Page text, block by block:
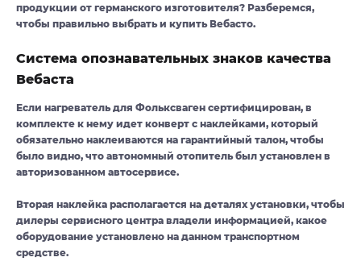
продукции от германского изготовителя? Разберемся,
чтобы правильно выбрать и купить Вебасто.
Система опознавательных знаков качества
Вебаста
Если нагреватель для Фольксваген сертифицирован, в
комплекте к нему идет конверт с наклейками, который
обязательно наклеиваются на гарантийный талон, чтобы
было видно, что автономный отопитель был установлен в
авторизованном автосервисе.
Вторая наклейка располагается на деталях установки, чтобы
дилеры сервисного центра владели информацией, какое
оборудование установлено на данном транспортном
средстве.